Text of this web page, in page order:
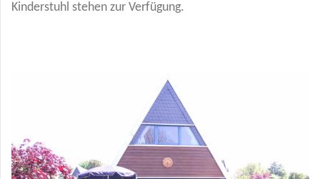
Kinderstuhl stehen zur Verfügung.